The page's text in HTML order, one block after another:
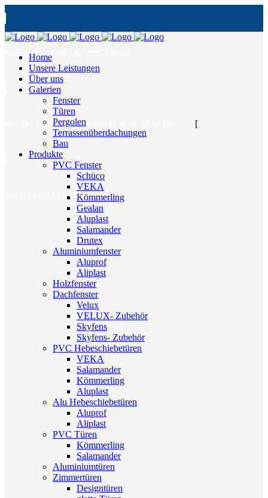
August- Bebel- Str. 36, 32257 Bünde
Mo.-Do. 8:30- 17:00 Uhr und Fr. 8:30- 14:30 Uhr [
+49 (0) 5223 65 34 900
Home
Unsere Leistungen
Über uns
Galerien
Fenster
Türen
Pergolen
Terrassenüberdachungen
Bau
Produkte
PVC Fenster
Schüco
VEKA
Kömmerling
Gealan
Aluplast
Salamander
Drutex
Aluminiumfenster
Aluprof
Aliplast
Holzfenster
Dachfenster
Velux
VELUX- Zubehör
Skyfens
Skyfens- Zubehör
PVC Hebeschiebetüren
VEKA
Salamander
Kömmerling
Aluplast
Alu Hebeschiebetüren
Aluprof
Aliplast
PVC Türen
Kömmerling
Salamander
Aluminiumtüren
Zimmertüren
Designtüren